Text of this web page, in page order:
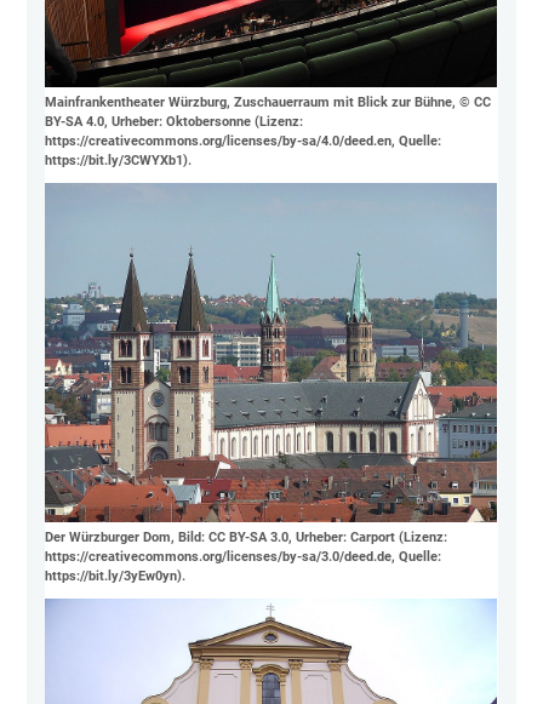
Mainfrankentheater Würzburg, Zuschauerraum mit Blick zur Bühne, © CC
BY-SA 4.0, Urheber: Oktobersonne (Lizenz:
https://creativecommons.org/licenses/by-sa/4.0/deed.en, Quelle:
https://bit.ly/3CWYXb1).
Der Würzburger Dom, Bild: CC BY-SA 3.0, Urheber: Carport (Lizenz:
https://creativecommons.org/licenses/by-sa/3.0/deed.de, Quelle:
https://bit.ly/3yEw0yn).